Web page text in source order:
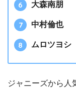
大森南朋
中村倫也
ムロツヨシ
ジャニーズから人